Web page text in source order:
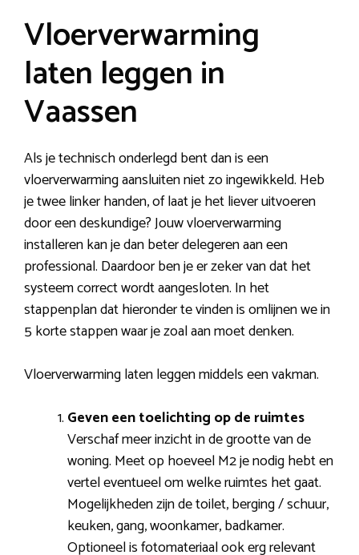
Vloerverwarming
laten leggen in
Vaassen
Als je technisch onderlegd bent dan is een
vloerverwarming aansluiten niet zo ingewikkeld. Heb
je twee linker handen, of laat je het liever uitvoeren
door een deskundige? Jouw vloerverwarming
installeren kan je dan beter delegeren aan een
professional. Daardoor ben je er zeker van dat het
systeem correct wordt aangesloten. In het
stappenplan dat hieronder te vinden is omlijnen we in
5 korte stappen waar je zoal aan moet denken.
Vloerverwarming laten leggen middels een vakman.
Geven een toelichting op de ruimtes
Verschaf meer inzicht in de grootte van de
woning. Meet op hoeveel M2 je nodig hebt en
vertel eventueel om welke ruimtes het gaat.
Mogelijkheden zijn de toilet, berging / schuur,
keuken, gang, woonkamer, badkamer.
Optioneel is fotomateriaal ook erg relevant